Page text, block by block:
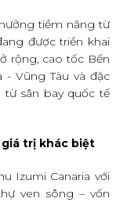
tiềm năng từ
được triển khai
rộng, cao tốc Bến
Vũng Tàu và đặc
từ sân bay quốc tế
trị khác biệt
Izumi Canaria với
ven sông – vốn